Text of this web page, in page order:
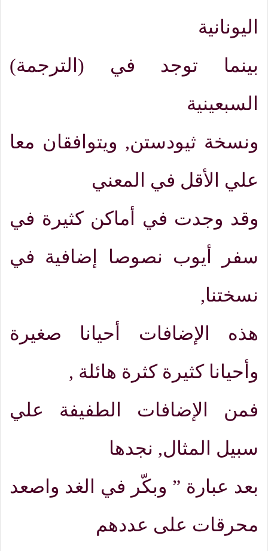
اليونانية
بينما توجد في ( الترجمة)
السبعينية
ونسخة ثيودستن, ويتوافقان معا
علي الأقل في المعني
وقد وجدت في أماكن كثيرة في
سفر أيوب نصوصا إضافية في
نسختنا,
هذه الإضافات أحيانا صغيرة
وأحيانا كثيرة كثرة هائلة ,
فمن الإضافات الطفيفة علي
سبيل المثال, نجدها
بعد عبارة ” وبكّر في الغد واصعد
محرقات على عددهم